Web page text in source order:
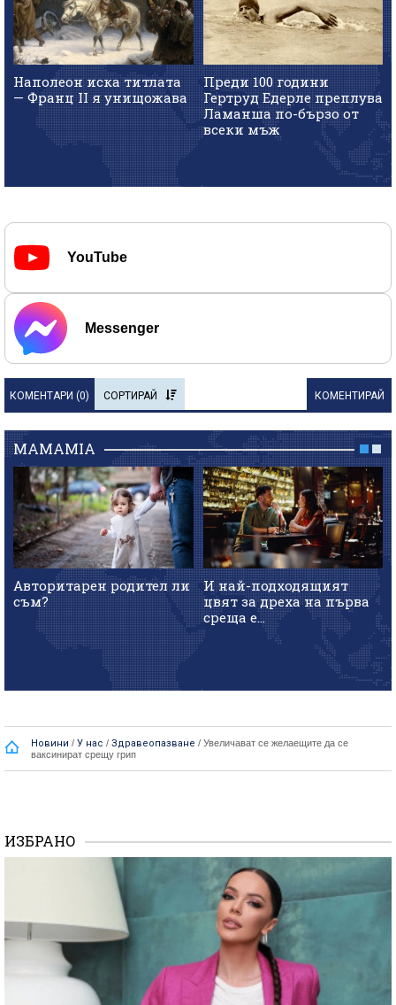
Наполеон иска титлата
— Франц II я унищожава
Преди 100 години
Гертруд Едерле преплува
Ламанша по-бързо от
всеки мъж
YouTube
Messenger
КОМЕНТАРИ (0) СОРТИРАЙ КОМЕНТИРАЙ
MAMAMIA
Авторитарен родител ли
съм?
И най-подходящият
цвят за дреха на първа
среща е...
Новини / У нас / Здравеопазване / Увеличават се желаещите да се
ваксинират срещу грип
ИЗБРАНО